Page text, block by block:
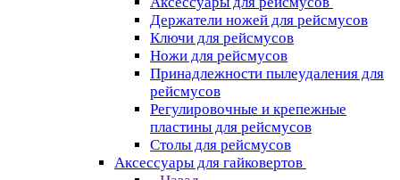
Держатели ножей для рейсмусов
Ключи для рейсмусов
Ножи для рейсмусов
Принадлежности пылеудаления для
рейсмусов
Регулировочные и крепежные
пластины для рейсмусов
Столы для рейсмусов
Аксессуары для гайковертов